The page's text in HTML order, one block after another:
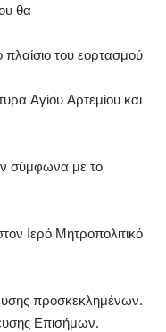
θα
πλαίσιο του εορτασμού
Αγίου Αρτεμίου και
σύμφωνα με το
Ιερό Μητροπολιτικό
προσκεκλημένων.
Επισήμων.